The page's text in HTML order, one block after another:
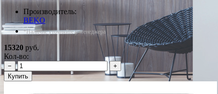
Производитель:
BEKO
*Наличие уточняйте у менеджера
15320 руб.
Кол-во:
−
+
Купить